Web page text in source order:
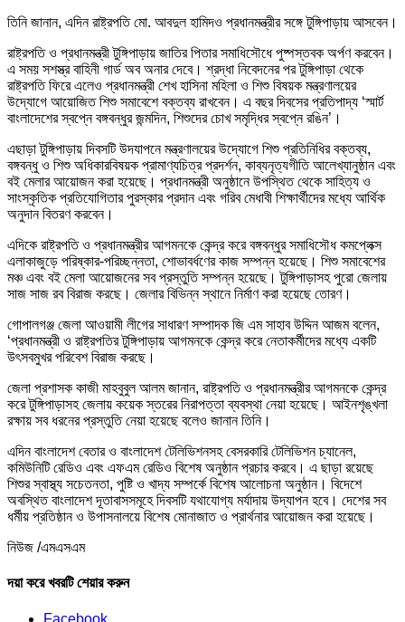
তিনি জানান, এদিন রাষ্ট্রপতি মো. আবদুল হামিদও প্রধানমন্ত্রীর সঙ্গে টুঙ্গিপাড়ায় আসবেন।
রাষ্ট্রপতি ও প্রধানমন্ত্রী টুঙ্গিপাড়ায় জাতির পিতার সমাধিসৌধে পুষ্পস্তবক অর্পণ করবেন।
এ সময় সশস্ত্র বাহিনী গার্ড অব অনার দেবে। শ্রদ্ধা নিবেদনের পর টুঙ্গিপাড়া থেকে
রাষ্ট্রপতি ফিরে এলেও প্রধানমন্ত্রী শেখ হাসিনা মহিলা ও শিশু বিষয়ক মন্ত্রণালয়ের
উদ্যোগে আয়োজিত শিশু সমাবেশে বক্তব্য রাখবেন। এ বছর দিবসের প্রতিপাদ্য ‘স্মার্ট
বাংলাদেশের স্বপ্নে বঙ্গবন্ধুর জন্মদিন, শিশুদের চোখ সমৃদ্ধির স্বপ্নে রঙিন’।
এছাড়া টুঙ্গিপাড়ায় দিবসটি উদযাপনে মন্ত্রণালয়ের উদ্যোগে শিশু প্রতিনিধির বক্তব্য,
বঙ্গবন্ধু ও শিশু অধিকারবিষয়ক প্রামাণ্যচিত্র প্রদর্শন, কাব্যনৃত্যগীতি আলেখ্যানুষ্ঠান এবং
বই মেলার আয়োজন করা হয়েছে। প্রধানমন্ত্রী অনুষ্ঠানে উপস্থিত থেকে সাহিত্য ও
সাংস্কৃতিক প্রতিযোগিতার পুরস্কার প্রদান এবং গরিব মেধাবী শিক্ষার্থীদের মধ্যে আর্থিক
অনুদান বিতরণ করবেন।
এদিকে রাষ্ট্রপতি ও প্রধানমন্ত্রীর আগমনকে কেন্দ্র করে বঙ্গবন্ধুর সমাধিসৌধ কমপ্লেক্স
এলাকাজুড়ে পরিষ্কার-পরিচ্ছন্নতা, শোভাবর্ধণের কাজ সম্পন্ন হয়েছে। শিশু সমাবেশের
মঞ্চ এবং বই মেলা আয়োজনের সব প্রস্তুতি সম্পন্ন হয়েছে। টুঙ্গিপাড়াসহ পুরো জেলায়
সাজ সাজ রব বিরাজ করছে। জেলার বিভিন্ন স্থানে নির্মাণ করা হয়েছে তোরণ।
গোপালগঞ্জ জেলা আওয়ামী লীগের সাধারণ সম্পাদক জি এম সাহাব উদ্দিন আজম বলেন,
‘প্রধানমন্ত্রী ও রাষ্ট্রপতির টুঙ্গিপাড়ায় আগমনকে কেন্দ্র করে নেতাকর্মীদের মধ্যে একটি
উৎসবমুখর পরিবেশ বিরাজ করছে।
জেলা প্রশাসক কাজী মাহবুবুল আলম জানান, রাষ্ট্রপতি ও প্রধানমন্ত্রীর আগমনকে কেন্দ্র
করে টুঙ্গিপাড়াসহ জেলায় কয়েক স্তরের নিরাপত্তা ব্যবস্থা নেয়া হয়েছে। আইনশৃঙ্খলা
রক্ষায় সব ধরনের প্রস্তুতি নেয়া হয়েছে বলেও জানান তিনি।
এদিন বাংলাদেশ বেতার ও বাংলাদেশ টেলিভিশনসহ বেসরকারি টেলিভিশন চ্যানেল,
কমিউনিটি রেডিও এবং এফএম রেডিও বিশেষ অনুষ্ঠান প্রচার করবে। এ ছাড়া রয়েছে
শিশুর স্বাস্থ্য সচেতনতা, পুষ্টি ও খাদ্য সম্পর্কে বিশেষ আলোচনা অনুষ্ঠান। বিদেশে
অবস্থিত বাংলাদেশ দূতাবাসসমূহে দিবসটি যথাযোগ্য মর্যাদায় উদ্‌যাপন হবে। দেশের সব
ধর্মীয় প্রতিষ্ঠান ও উপাসনালয়ে বিশেষ মোনাজাত ও প্রার্থনার আয়োজন করা হয়েছে।
নিউজ /এমএসএম
দয়া করে খবরটি শেয়ার করুন
Facebook